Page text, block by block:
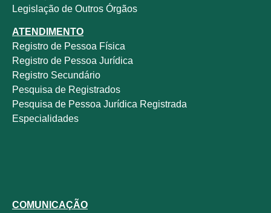
Legislação de Outros Órgãos
ATENDIMENTO
Registro de Pessoa Física
Registro de Pessoa Jurídica
Registro Secundário
Pesquisa de Registrados
Pesquisa de Pessoa Jurídica Registrada
Especialidades
COMUNICAÇÃO